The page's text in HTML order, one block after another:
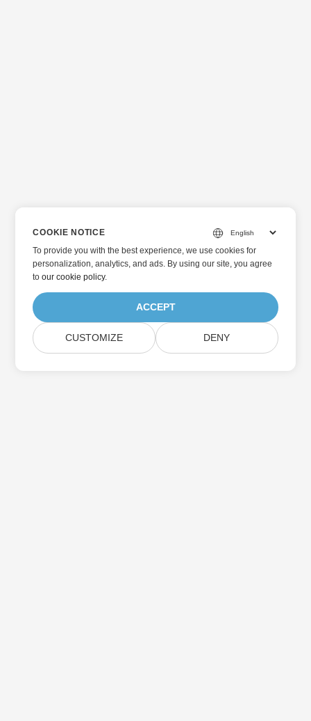
COOKIE NOTICE
To provide you with the best experience, we use cookies for
personalization, analytics, and ads. By using our site, you agree
toour cookie policy.
ACCEPT
CUSTOMIZE DENY